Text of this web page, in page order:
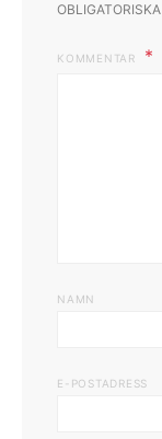
KOMMENTAR
NAMN
E-POSTADRESS